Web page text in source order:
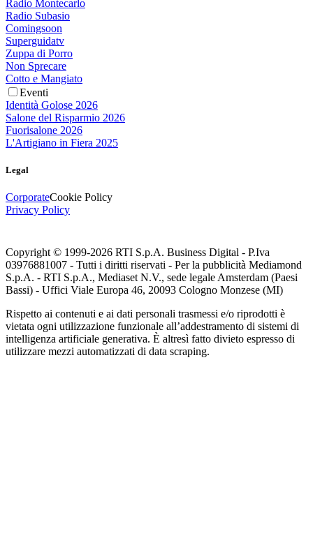
Radio Montecarlo
Radio Subasio
Comingsoon
Superguidatv
Zuppa di Porro
Non Sprecare
Cotto e Mangiato
Eventi
Identità Golose 2026
Salone del Risparmio 2026
Fuorisalone 2026
L'Artigiano in Fiera 2025
Legal
CorporateCookie Policy
Privacy Policy
Copyright © 1999-2026 RTI S.p.A. Business Digital - P.Iva
03976881007 - Tutti i diritti riservati - Per la pubblicità Mediamond
S.p.A. - RTI S.p.A., Mediaset N.V., sede legale Amsterdam (Paesi
Bassi) - Uffici Viale Europa 46, 20093 Cologno Monzese (MI)
Rispetto ai contenuti e ai dati personali trasmessi e/o riprodotti è
vietata ogni utilizzazione funzionale all’addestramento di sistemi di
intelligenza artificiale generativa. È altresì fatto divieto espresso di
utilizzare mezzi automatizzati di data scraping.